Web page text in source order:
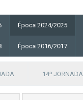
Época 2024/2025
Época 2016/2017
14ª JORNADA